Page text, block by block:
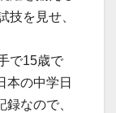
技を見せ、
で15歳で
本の中学日
なので、